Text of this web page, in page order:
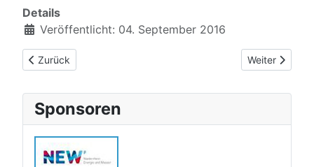
Details
Veröffentlicht: 04. September 2016
Vorheriger Beitrag: Judo-Club will in der Hölle von Wahlheim
Zurück Nächster
Weiter
Sponsoren